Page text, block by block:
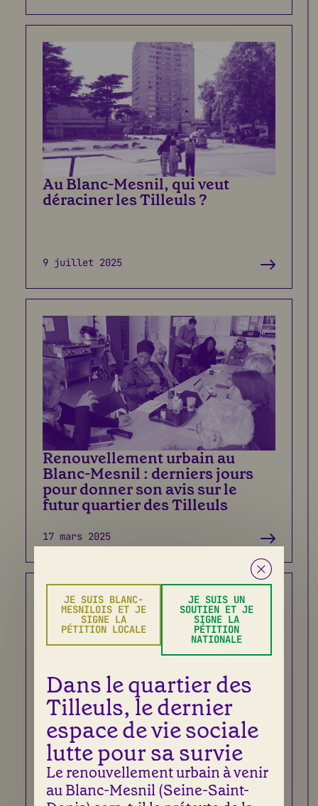
Au Blanc-Mesnil, qui veut
déraciner les Tilleuls ?
9 juillet 2025
Renouvellement urbain au
Blanc-Mesnil : derniers jours
pour donner son avis sur le
futur quartier des Tilleuls
17 mars 2025
Au Blanc-Mesnil, la
municipalité réduit au silence
les voix citoyennes
JE SUIS BLANC-
MESNILOIS ET JE
SIGNE LA
PÉTITION LOCALE
JE SUIS UN
SOUTIEN ET JE
SIGNE LA
PÉTITION
NATIONALE
Dans le quartier des
Tilleuls, le dernier
espace de vie sociale
lutte pour sa survie
Le renouvellement urbain à venir
au Blanc-Mesnil (Seine-Saint-